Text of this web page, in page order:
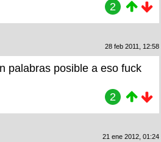
2
28 feb 2011, 12:58
palabras posible a eso fuck
2
21 ene 2012, 01:24